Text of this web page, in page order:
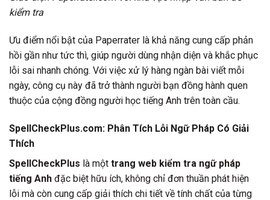
kiểm tra
Ưu điểm nổi bật của Paperrater là khả năng cung cấp phản
hồi gần như tức thì, giúp người dùng nhận diện và khắc phục
lỗi sai nhanh chóng. Với việc xử lý hàng ngàn bài viết mỗi
ngày, công cụ này đã trở thành người bạn đồng hành quen
thuộc của cộng đồng người học tiếng Anh trên toàn cầu.
SpellCheckPlus.com: Phân Tích Lỗi Ngữ Pháp Có Giải
Thích
SpellCheckPlus là một trang web kiểm tra ngữ pháp
tiếng Anh đặc biệt hữu ích, không chỉ đơn thuần phát hiện
lỗi mà còn cung cấp giải thích chi tiết về tính chất của từng